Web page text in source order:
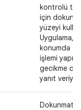
kontrolü
için
yüzeyi
Uygulama, o
konumda
işlemi
gecikme
yanıt
Dokunmatik